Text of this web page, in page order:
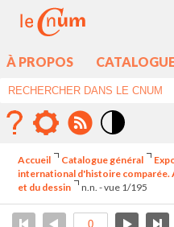
À PROPOS
élévé
Accueil Catalogue général
international d'histoire comparée.
et du dessin
n.n. - vue 1/195